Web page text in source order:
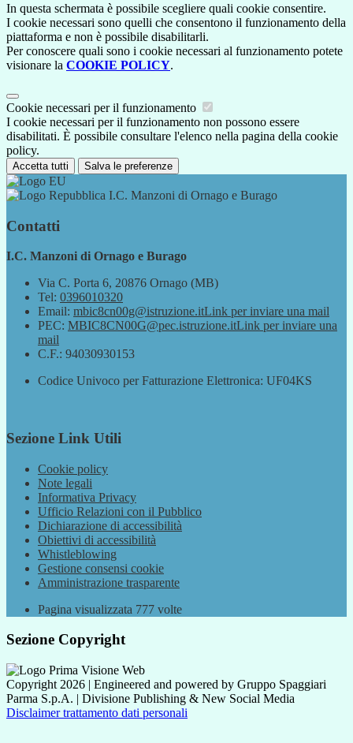
In questa schermata è possibile scegliere quali cookie consentire.
I cookie necessari sono quelli che consentono il funzionamento della
piattaforma e non è possibile disabilitarli.
Per conoscere quali sono i cookie necessari al funzionamento potete
visionare la COOKIE POLICY.
Cookie necessari per il funzionamento
I cookie necessari per il funzionamento non possono essere
disabilitati. È possibile consultare l'elenco nella pagina della cookie
policy.
Accetta tutti Salva le preferenze
I.C. Manzoni di Ornago e Burago
Contatti
I.C. Manzoni di Ornago e Burago
Via C. Porta 6, 20876 Ornago (MB)
Tel: 0396010320
Email: mbic8cn00g@istruzione.itLink per inviare una mail
PEC: MBIC8CN00G@pec.istruzione.itLink per inviare una
mail
C.F.: 94030930153
Codice Univoco per Fatturazione Elettronica: UF04KS
Sezione Link Utili
Cookie policy
Note legali
Informativa Privacy
Ufficio Relazioni con il Pubblico
Dichiarazione di accessibilità
Obiettivi di accessibilità
Whistleblowing
Gestione consensi cookie
Amministrazione trasparente
Pagina visualizzata 777 volte
Sezione Copyright
Copyright 2026 | Engineered and powered by Gruppo Spaggiari
Parma S.p.A. | Divisione Publishing & New Social Media
Disclaimer trattamento dati personali